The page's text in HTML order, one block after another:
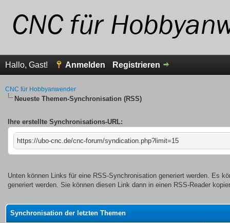
Hallo, Gast! Anmelden Registrieren
CNC für Hobbyanwender
Neueste Themen-Synchronisation (RSS)
Ihre erstellte Synchronisations-URL:
https://ubo-cnc.de/cnc-forum/syndication.php?limit=15
Unten können Links für eine RSS-Synchronisation generiert werden. Es
generiert werden. Sie können diesen Link dann in einen RSS-Reader
Synchronisation der letzten Themen